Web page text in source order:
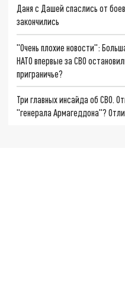
Даня с Дашей спаслись от
закончились
"Очень плохие новости":
НАТО впервые за СВО
приграничье?
Три главных инсайда об СВО.
"генерала Армагеддона"?